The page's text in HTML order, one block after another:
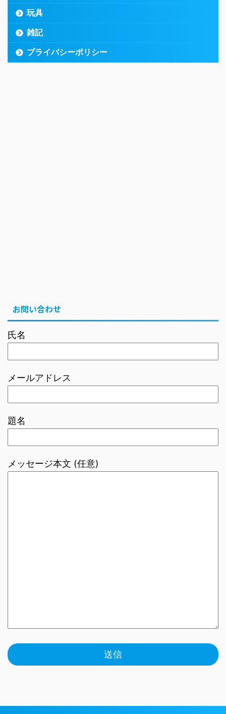
玩具
雑記
プライバシーポリシー
お問い合わせ
氏名
メールアドレス
題名
メッセージ本文 (任意)